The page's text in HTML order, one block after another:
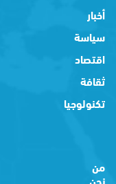
أخبار
سياسة
اقتصاد
ثقافة
تكنولوجيا
من